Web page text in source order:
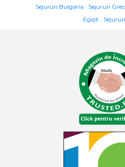
Sejururi Bulgaria Sejururi
Egipt